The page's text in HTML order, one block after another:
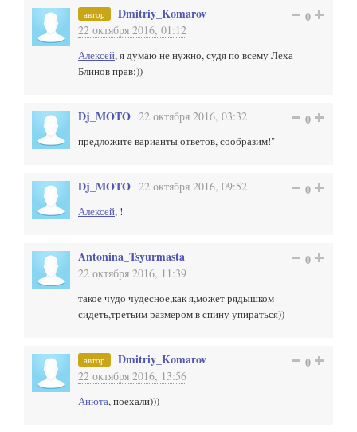
автор Dmitriy_Komarov
22 октября 2016, 01:12
0
Алексей, я думаю не нужно, судя по всему Леха
Блинов прав:))
Dj_MOTO 22 октября 2016, 03:32 0
предложите варианты ответов, сообразим!"
Dj_MOTO 22 октября 2016, 09:52 0
Алексей, !
Antonina_Tsyurmasta
22 октября 2016, 11:39
0
такое чудо чудесное,как я,может рядышком
сидеть,третьим размером в спину упираться))
автор Dmitriy_Komarov
22 октября 2016, 13:56
0
Анюта, поехали)))